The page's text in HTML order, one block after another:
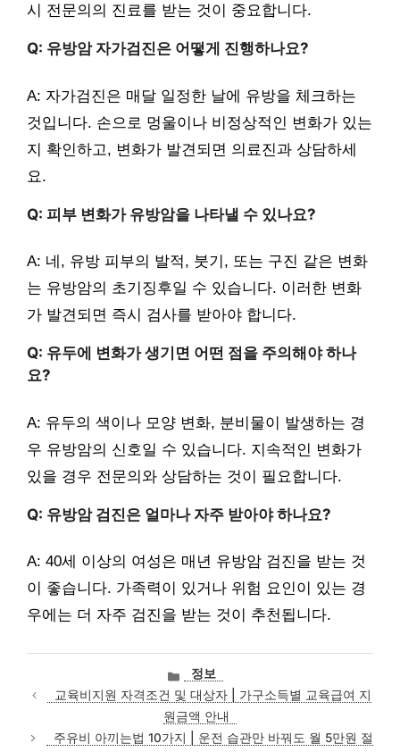
시 전문의의 진료를 받는 것이 중요합니다.
Q: 유방암 자가검진은 어떻게 진행하나요?
A: 자가검진은 매달 일정한 날에 유방을 체크하는
것입니다. 손으로 멍울이나 비정상적인 변화가 있는
지 확인하고, 변화가 발견되면 의료진과 상담하세
요.
Q: 피부 변화가 유방암을 나타낼 수 있나요?
A: 네, 유방 피부의 발적, 붓기, 또는 구진 같은 변화
는 유방암의 초기징후일 수 있습니다. 이러한 변화
가 발견되면 즉시 검사를 받아야 합니다.
Q: 유두에 변화가 생기면 어떤 점을 주의해야 하나
요?
A: 유두의 색이나 모양 변화, 분비물이 발생하는 경
우 유방암의 신호일 수 있습니다. 지속적인 변화가
있을 경우 전문의와 상담하는 것이 필요합니다.
Q: 유방암 검진은 얼마나 자주 받아야 하나요?
A: 40세 이상의 여성은 매년 유방암 검진을 받는 것
이 좋습니다. 가족력이 있거나 위험 요인이 있는 경
우에는 더 자주 검진을 받는 것이 추천됩니다.
카
테
고
리
정보
교육비지원 자격조건 및 대상자 | 가구소득별 교육급여 지
원금액 안내
주유비 아끼는법 10가지 | 운전 습관만 바꿔도 월 5만원 절